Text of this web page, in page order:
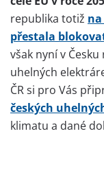
republika totiž
přestala
však nyní v
uhelných
ČR si pro Vás
českých
klimatu a dané